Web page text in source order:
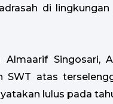
di
Singosari,
SWT atas
lulus pada